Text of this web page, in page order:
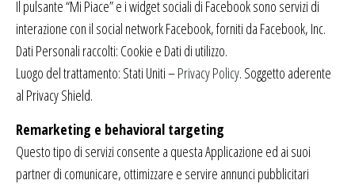
Il pulsante “Mi Piace” e i widget sociali di Facebook sono servizi di
interazione con il social network Facebook, forniti da Facebook, Inc.
Dati Personali raccolti: Cookie e Dati di utilizzo.
Luogo del trattamento: Stati Uniti –Privacy Policy. Soggetto aderente
al Privacy Shield.
Remarketing e behavioral targeting
Questo tipo di servizi consente a questa Applicazione ed ai suoi
partner di comunicare, ottimizzare e servire annunci pubblicitari